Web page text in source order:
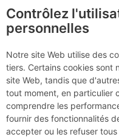
Monte
Lizzola per
discesa
Lundi 6 mars 2017
Contrôlez
personnelles
Notre site Web utilise des
tiers. Certains cookies sont
site Web, tandis que
tout moment, en particulier
comprendre les
fournir des fonctionnalités
accepter ou les refuser tous